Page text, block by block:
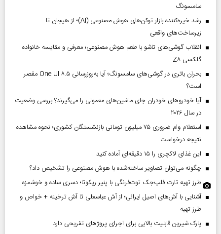
سامسونگ
رشد خیره‌کننده بازار توکن‌های هوش مصنوعی (AI)؛ از هیجان تا
زیرساخت‌های واقعی
انقلاب گوشی‌های تاشو‌ با طعم هوش مصنوعی؛ معرفی و مقایسه خانواده
گلکسی Z۸
بحران باتری در گوشی‌های سامسونگ؛ آیا به‌روزرسانی One UI ۸.۵ مقصر
است؟
آیا خودروهای خودران جای ماشین‌های معمولی را می‌گیرند؟ بررسی وضعیت
در سال ۲۰۲۶
استعلام وام ضروری ۷۵ میلیون تومانی بازنشستگان کشوری؛ نحوه مشاهده
نتیجه درخواست
این غذای لاکچری را ۱۵ دقیقه‌ای آماده کنید
چگونه می‌توان تصاویر ساخته‌شده با هوش مصنوعی را تشخیص داد؟
طرز تهیه تارت فلپ‌جک توت‌فرنگی با پنیر ریکوتا؛ دسری ساده و خوشمزه
آشنایی با آش‌های اصیل ایرانی؛ از آش عباسعلی تا آش ترخینه + خواص و
طرز تهیه
پارک شیرین قابلیت‌ بالایی برای اجرای پروژهای تفریحی دارد